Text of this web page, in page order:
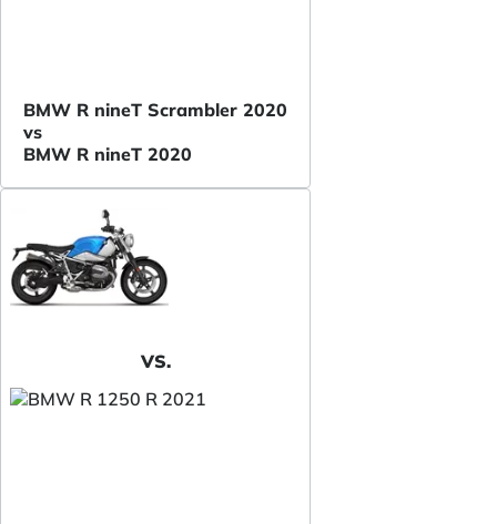
BMW R nineT Scrambler 2020
vs
BMW R nineT 2020
VS.